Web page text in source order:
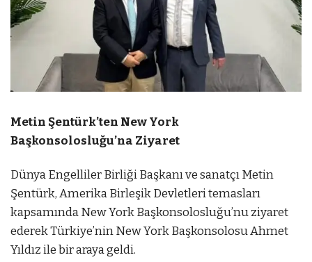
Metin Şentürk’ten New York
Başkonsolosluğu’na Ziyaret
Dünya Engelliler Birliği Başkanı ve sanatçı Metin
Şentürk, Amerika Birleşik Devletleri temasları
kapsamında New York Başkonsolosluğu’nu ziyaret
ederek Türkiye’nin New York Başkonsolosu Ahmet
Yıldız ile bir araya geldi.